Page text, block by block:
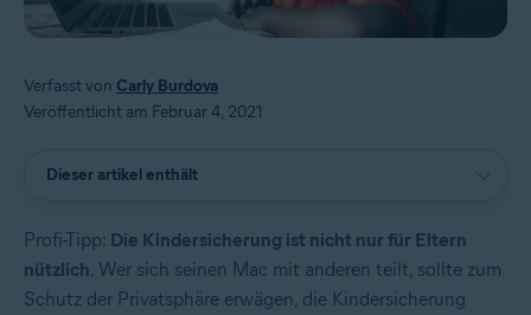
Verfasst von Carly Burdova
Veröffentlicht am Februar 4, 2021
Dieser artikel enthält
Profi-Tipp: Die Kindersicherung ist nicht nur für Eltern
nützlich. Wer sich seinen Mac mit anderen teilt, sollte zum
Schutz der Privatsphäre erwägen, die Kindersicherung